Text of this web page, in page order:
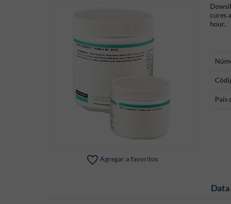
Agregar a favoritos
cures
hour.
País